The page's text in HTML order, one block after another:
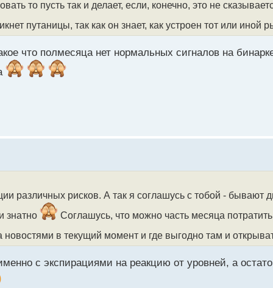
то пусть так и делает, если, конечно, это не
путаницы, так как он знает, как устроен тот или иной
что полмесяца нет нормальных сигналов на
различных рисков. А так я соглашусь с тобой - бывают
знатно
Соглашусь, что можно часть месяца
в текущий момент и где выгодно там и
с экспирациями на реакцию от уровней, а